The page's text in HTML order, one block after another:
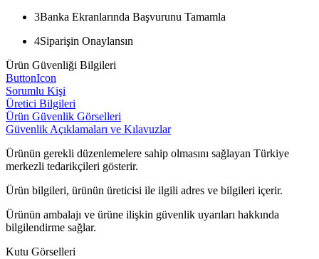
3Banka Ekranlarında Başvurunu Tamamla
4Siparişin Onaylansın
Ürün Güvenliği Bilgileri
ButtonIcon
Sorumlu Kişi
Üretici Bilgileri
Ürün Güvenlik Görselleri
Güvenlik Açıklamaları ve Kılavuzlar
Ürünün gerekli düzenlemelere sahip olmasını sağlayan Türkiye
merkezli tedarikçileri gösterir.
Ürün bilgileri, ürünün üreticisi ile ilgili adres ve bilgileri içerir.
Ürünün ambalajı ve ürüne ilişkin güvenlik uyarıları hakkında
bilgilendirme sağlar.
Kutu Görselleri